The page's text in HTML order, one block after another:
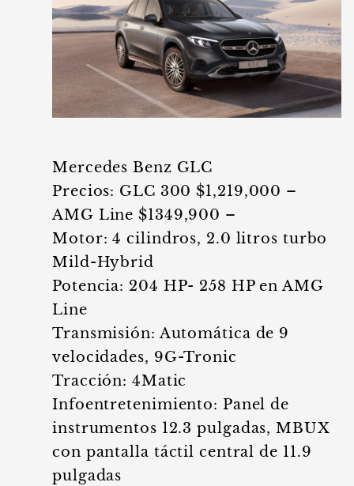
Mercedes Benz GLC
Precios: GLC 300 $1,219,000 –
AMG Line $1349,900 –
Motor: 4 cilindros, 2.0 litros turbo
Mild-Hybrid
Potencia: 204 HP- 258 HP en AMG
Line
Transmisión: Automática de 9
velocidades, 9G-Tronic
Tracción: 4Matic
Infoentretenimiento: Panel de
instrumentos 12.3 pulgadas, MBUX
con pantalla táctil central de 11.9
pulgadas